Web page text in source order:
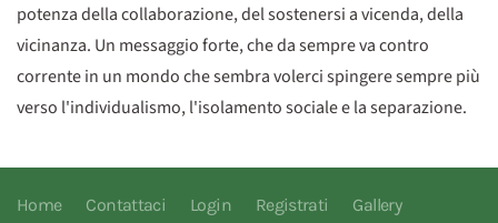
potenza della collaborazione, del sostenersi a vicenda, della
vicinanza. Un messaggio forte, che da sempre va contro
corrente in un mondo che sembra volerci spingere sempre più
verso l'individualismo, l'isolamento sociale e la separazione.
Home Contattaci Login Registrati Gallery